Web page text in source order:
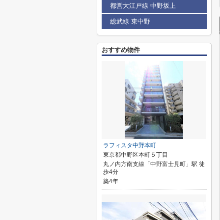
都営大江戸線 中野坂上
総武線 東中野
おすすめ物件
ラフィスタ中野本町
東京都中野区本町５丁目
丸ノ内方南支線「中野富士見町」駅 徒
歩4分
築4年